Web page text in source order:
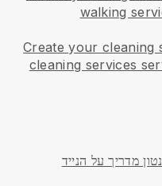
walking
Create your cleaning
cleaning services
מדריך על הנייד